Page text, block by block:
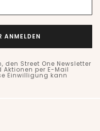
ANMELDEN
Street One Newsletter
per E-Mail
Einwilligung kann